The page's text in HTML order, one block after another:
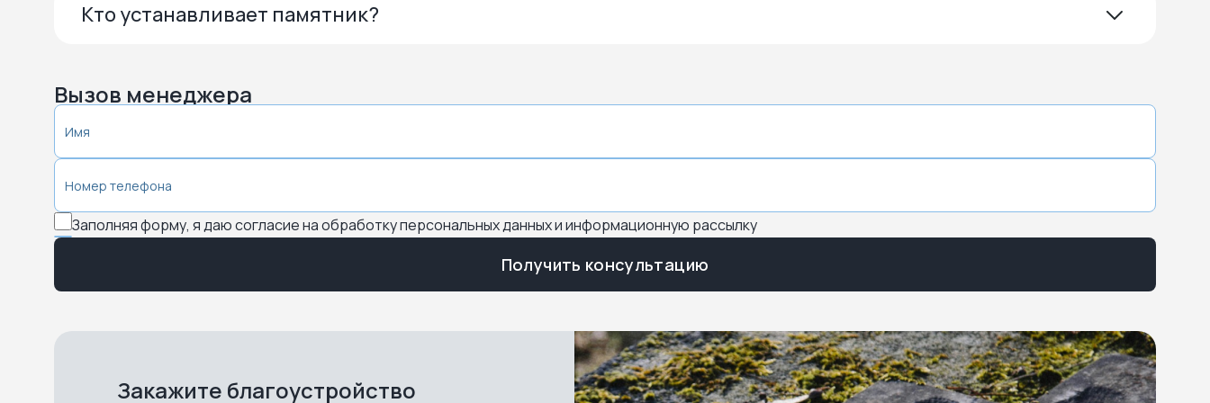
Кто устанавливает памятник?
Вызов менеджера
Заполняя форму, я даю согласие на обработку персональных данных и информационную рассылку
Получить консультацию
Закажите благоустройство